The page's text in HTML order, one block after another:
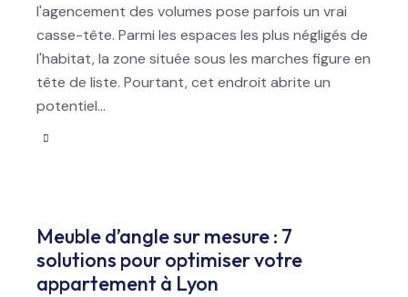
l'agencement des volumes pose parfois un vrai
casse-tête. Parmi les espaces les plus négligés de
l'habitat, la zone située sous les marches figure en
tête de liste. Pourtant, cet endroit abrite un
potentiel…
Meuble d’angle sur mesure : 7
solutions pour optimiser votre
appartement à Lyon